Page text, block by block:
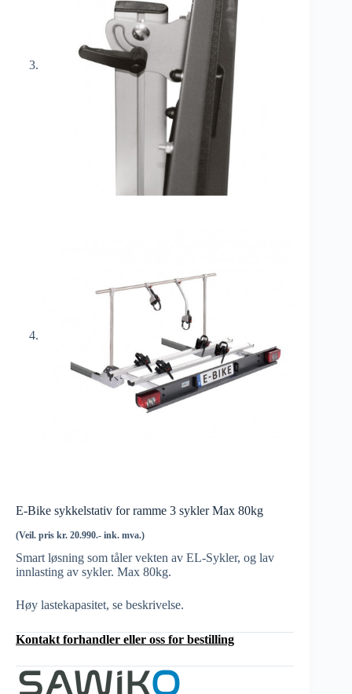
E-Bike sykkelstativ for ramme 3 sykler Max 80kg
(Veil. pris kr. 20.990.- ink. mva.)
Smart løsning som tåler vekten av EL-Sykler, og lav
innlasting av sykler. Max 80kg.
Høy lastekapasitet, se beskrivelse.
Kontakt forhandler eller oss for bestilling